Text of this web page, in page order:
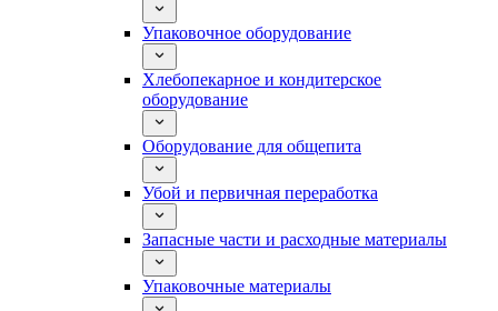
Упаковочное оборудование
Хлебопекарное и кондитерское
оборудование
Оборудование для общепита
Убой и первичная переработка
Запасные части и расходные материалы
Упаковочные материалы